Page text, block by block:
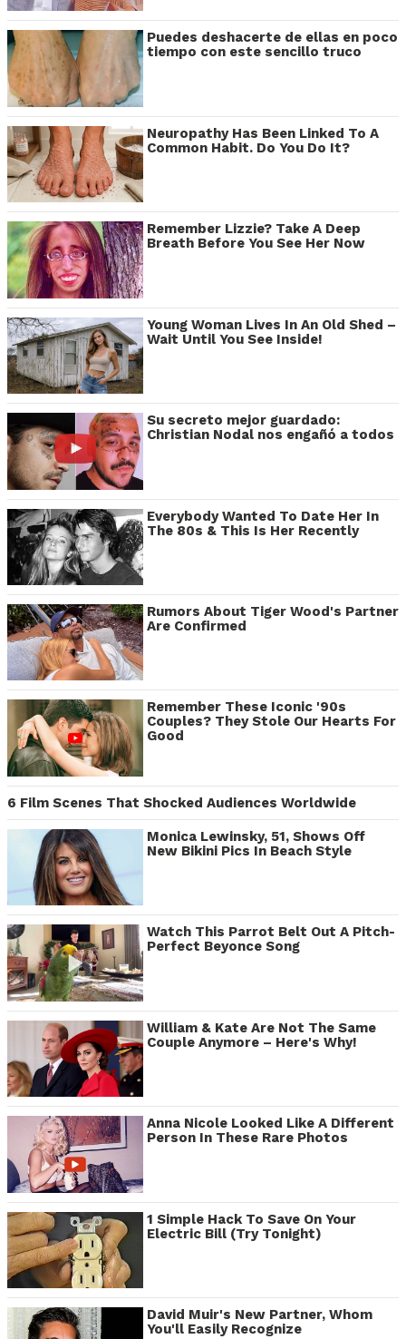
Puedes deshacerte de ellas en poco
tiempo con este sencillo truco
Neuropathy Has Been Linked To A
Common Habit. Do You Do It?
Remember Lizzie? Take A Deep
Breath Before You See Her Now
Young Woman Lives In An Old Shed –
Wait Until You See Inside!
Su secreto mejor guardado:
Christian Nodal nos engañó a todos
Everybody Wanted To Date Her In
The 80s & This Is Her Recently
Rumors About Tiger Wood's Partner
Are Confirmed
Remember These Iconic '90s
Couples? They Stole Our Hearts For
Good
6 Film Scenes That Shocked Audiences Worldwide
Monica Lewinsky, 51, Shows Off
New Bikini Pics In Beach Style
Watch This Parrot Belt Out A Pitch-
Perfect Beyonce Song
William & Kate Are Not The Same
Couple Anymore – Here's Why!
Anna Nicole Looked Like A Different
Person In These Rare Photos
1 Simple Hack To Save On Your
Electric Bill (Try Tonight)
David Muir's New Partner, Whom
You'll Easily Recognize